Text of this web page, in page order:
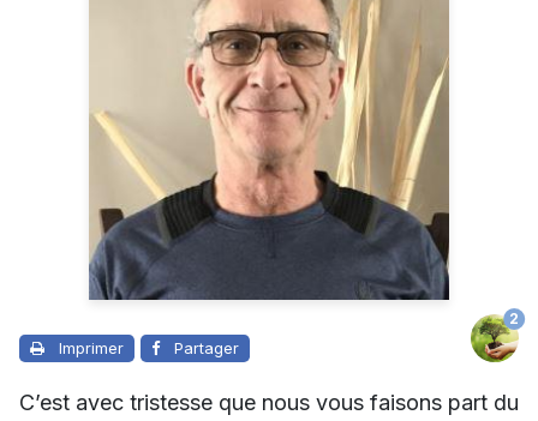
Imprimer Partager
2
C’est avec tristesse que nous vous faisons part du